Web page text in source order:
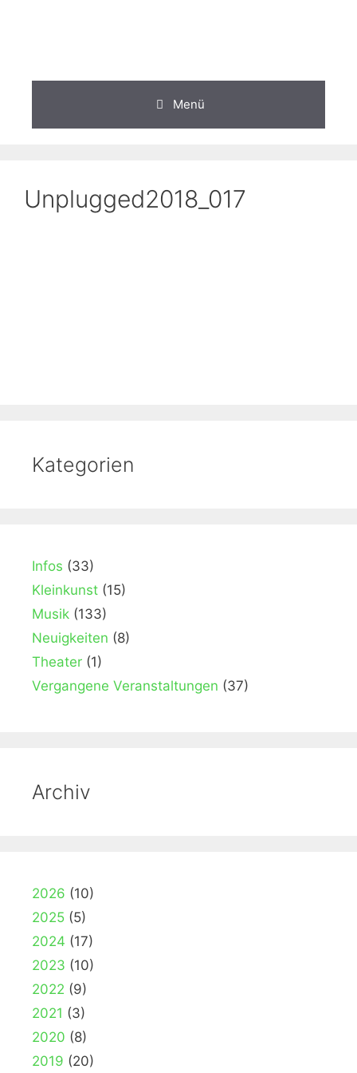
Menü
Unplugged2018_017
Kategorien
Infos (33)
Kleinkunst (15)
Musik (133)
Neuigkeiten (8)
Theater (1)
Vergangene Veranstaltungen (37)
Archiv
2026 (10)
2025 (5)
2024 (17)
2023 (10)
2022 (9)
2021 (3)
2020 (8)
2019 (20)